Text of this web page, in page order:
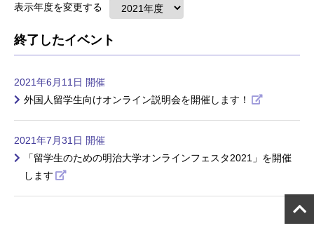
表示年度を変更する
終了したイベント
2021年6月11日 開催
外国人留学生向けオンライン説明会を開催します！
2021年7月31日 開催
「留学生のための明治大学オンラインフェスタ2021」を開催
します